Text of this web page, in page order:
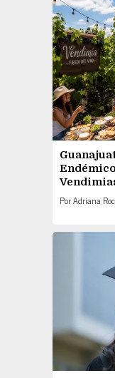
PorAdriana